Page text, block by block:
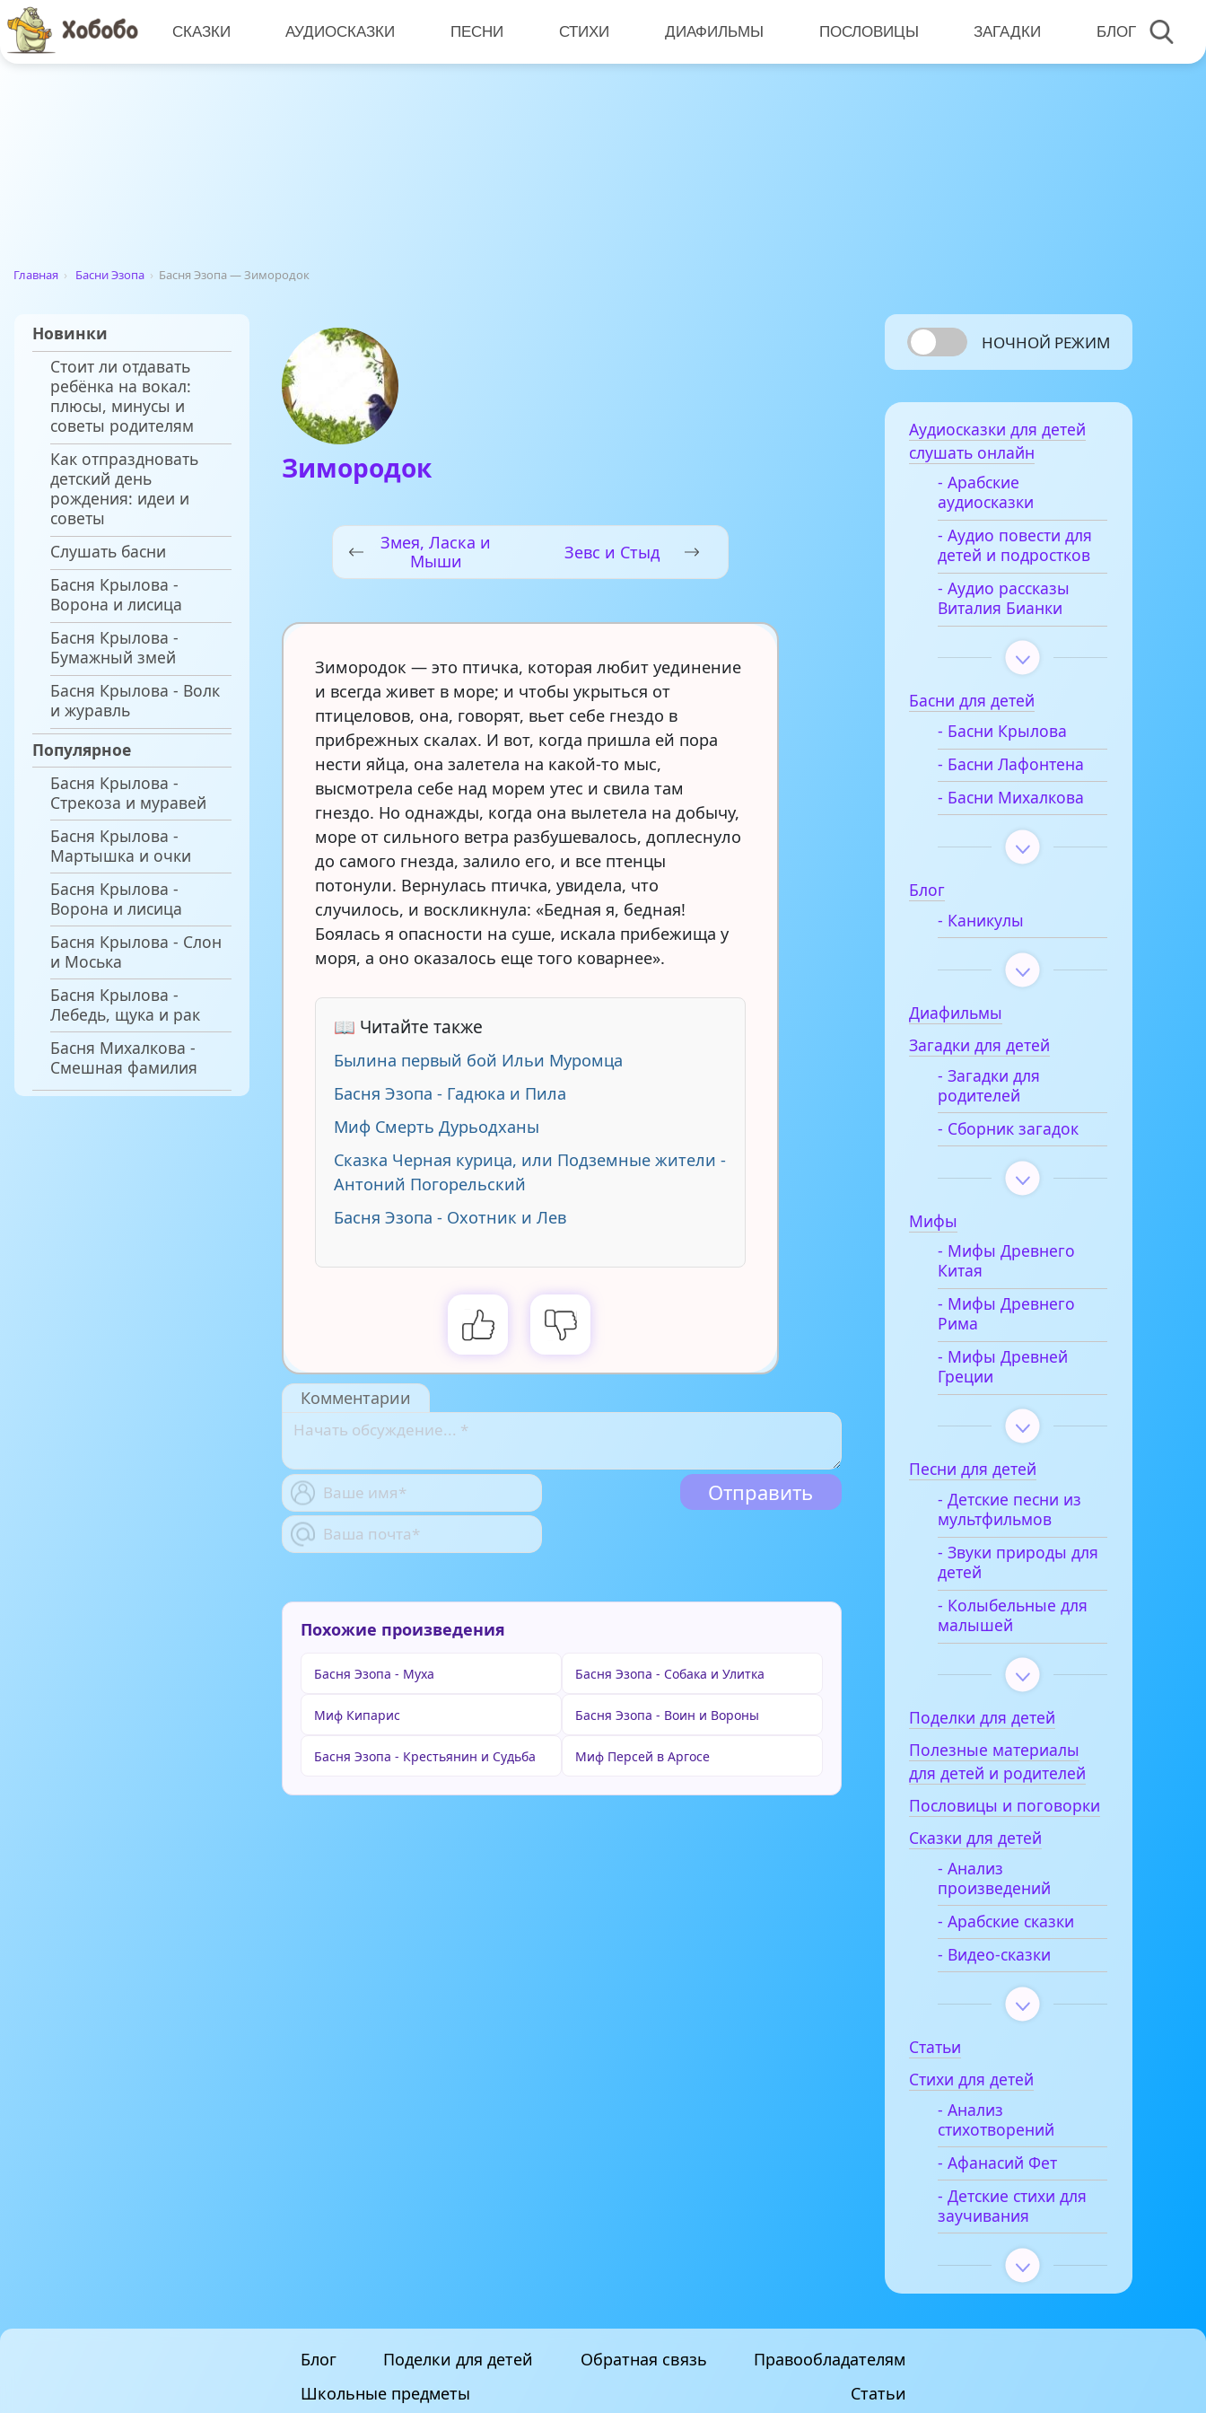
СКАЗКИ АУДИОСКАЗКИ ПЕСНИ СТИХИ ДИАФИЛЬМЫ ПОСЛОВИЦЫ ЗАГАДКИ БЛОГ
Главная › Басни Эзопа › Басня Эзопа — Зимородок
Новинки
Стоит ли отдавать
ребёнка на вокал:
плюсы, минусы и
советы родителям
Как отпраздновать
детский день
рождения: идеи и
советы
Слушать басни
Басня Крылова -
Ворона и лисица
Басня Крылова -
Бумажный змей
Басня Крылова - Волк
и журавль
Популярное
Басня Крылова -
Стрекоза и муравей
Басня Крылова -
Мартышка и очки
Басня Крылова -
Ворона и лисица
Басня Крылова - Слон
и Моська
Басня Крылова -
Лебедь, щука и рак
Басня Михалкова -
Смешная фамилия
Зимородок
Змея, Ласка и
Мыши
Зевс и Стыд
Зимородок — это птичка, которая любит уединение
и всегда живет в море; и чтобы укрыться от
птицеловов, она, говорят, вьет себе гнездо в
прибрежных скалах. И вот, когда пришла ей пора
нести яйца, она залетела на какой-то мыс,
высмотрела себе над морем утес и свила там
гнездо. Но однажды, когда она вылетела на добычу,
море от сильного ветра разбушевалось, доплеснуло
до самого гнезда, залило его, и все птенцы
потонули. Вернулась птичка, увидела, что
случилось, и воскликнула: «Бедная я, бедная!
Боялась я опасности на суше, искала прибежища у
моря, а оно оказалось еще того коварнее».
📖 Читайте также
Былина первый бой Ильи Муромца
Басня Эзопа - Гадюка и Пила
Миф Смерть Дурьодханы
Сказка Черная курица, или Подземные жители -
Антоний Погорельский
Басня Эзопа - Охотник и Лев
Комментарии
Похожие произведения
Басня Эзопа - Муха Басня Эзопа - Собака и Улитка
Миф Кипарис Басня Эзопа - Воин и Вороны
Басня Эзопа - Крестьянин и Судьба Миф Персей в Аргосе
НОЧНОЙ РЕЖИМ
Аудиосказки для детей
слушать онлайн
- Арабские
аудиосказки
- Аудио повести для
детей и подростков
- Аудио рассказы
Виталия Бианки
Басни для детей
- Басни Крылова
- Басни Лафонтена
- Басни Михалкова
Блог
- Каникулы
Диафильмы
Загадки для детей
- Загадки для
родителей
- Сборник загадок
Мифы
- Мифы Древнего
Китая
- Мифы Древнего
Рима
- Мифы Древней
Греции
Песни для детей
- Детские песни из
мультфильмов
- Звуки природы для
детей
- Колыбельные для
малышей
Поделки для детей
Полезные материалы
для детей и родителей
Пословицы и поговорки
Сказки для детей
- Анализ
произведений
- Арабские сказки
- Видео-сказки
Статьи
Стихи для детей
- Анализ
стихотворений
- Афанасий Фет
- Детские стихи для
заучивания
Блог Поделки для детей Обратная связь
Правообладателям
Школьные предметы
Статьи